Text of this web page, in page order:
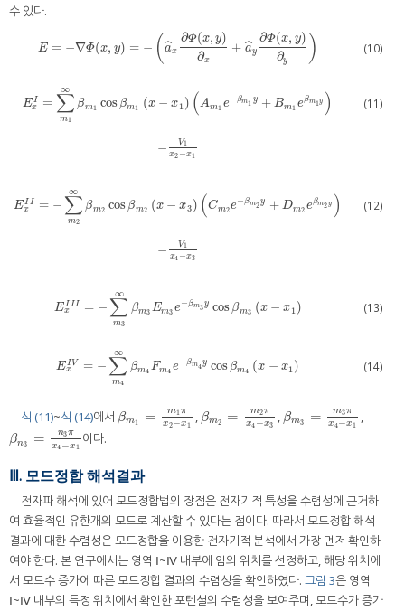
수 있다.
E = −∇Φ(x, y) = − (a
ˆx
∂Φ(x, y)
∂x
+ a
ˆy
∂Φ(x, y)
∂y )
E=−∇Φ (x,y )=−a^ x ∂Φ(x,y)∂x+a^ y∂Φ(x,y)∂y (10)
EI
x = ∑
m1
∞
βm1 cos βm1 (x − x1 ) (Am1 e−βm1
y + Bm1 eβm1y )
− V1
x2 −x1
1∞β
(11)
EI I
x = − ∑
m2
∞
βm2 cos βm2 (x − x3) (Cm2 e−βm2
y + Dm2 eβm2y )
− V1
x4 −x3
∞β
(12)
EI II
x = − ∑
m3
∞
βm3 Em3 e−βm3
y cos βm3 (x − x1 )
Ex II= −∑ m3 ∞βm3Em3e−βm3ycosβm 3x−x1 (13)
EI V
x
= − ∑
m4
∞
βm4 Fm4 e− βm4
y cos βm4 (x − x1)
Ex V= −∑ m ∞βm4Fm4e−βm 4ycosβm4x −x 1 (14)
식 (11)~식 (14)에서 βm1 = m1 π
x2−x1
βm1 =m 1πx2−x1
, βm2 = m2π
x4 −x3
βm2 =m 2πx4−x3
, βm3 = m3π
x4−x1
βm3 =m 3πx4−x1,
βn3 = n3π
x4 −x1
βn3 =n3 πx4−x1
이다.
Ⅲ. 모드정합 해석결과
전자파 해석에 있어 모드정합법의 장점은 전자기적 특성을 수렴성에 근거하
여 효율적인 유한개의 모드로 계산할 수 있다는 점이다. 따라서 모드정합 해석
결과에 대한 수렴성은 모드정합을 이용한 전자기적 분석에서 가장 먼저 확인하
여야 한다. 본 연구에서는 영역 Ⅰ~Ⅳ 내부에 임의 위치를 선정하고, 해당 위치에
서 모드수 증가에 따른 모드정합 결과의 수렴성을 확인하였다. 그림 3은 영역
Ⅰ~Ⅳ 내부의 특정 위치에서 확인한 포텐셜의 수렴성을 보여주며, 모드수가 증가